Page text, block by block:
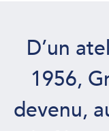
D’un
1956,
devenu,